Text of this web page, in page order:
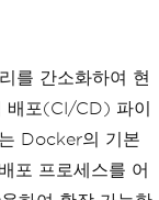
를 간소화하여 현
포(CI/CD) 파이
Docker의 기본
포 프로세스를 어